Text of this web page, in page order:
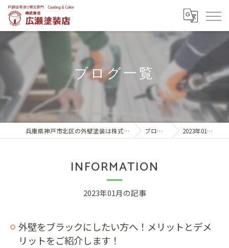
ブログ一覧
兵庫県神戸市北区の外壁塗装は株式会社広瀬塗装店 ブログ一覧 2023年01月の記事
INFORMATION
2023年01月の記事
外壁をブラックにしたい方へ！メリットとデメ
リットをご紹介します！